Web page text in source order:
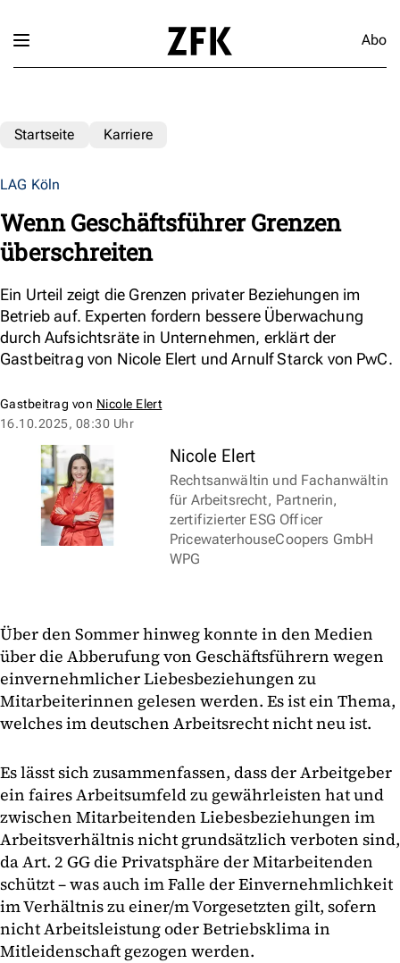
Abo
Startseite Karriere
LAG Köln
Wenn Geschäftsführer Grenzen
überschreiten
Ein Urteil zeigt die Grenzen privater Beziehungen im
Betrieb auf. Experten fordern bessere Überwachung
durch Aufsichtsräte in Unternehmen, erklärt der
Gastbeitrag von Nicole Elert und Arnulf Starck von PwC.
Gastbeitrag von Nicole Elert
16.10.2025, 08:30 Uhr
Nicole Elert
Rechtsanwältin und Fachanwältin
für Arbeitsrecht, Partnerin,
zertifizierter ESG Officer
PricewaterhouseCoopers GmbH
WPG
Über den Sommer hinweg konnte in den Medien
über die Abberufung von Geschäftsführern wegen
einvernehmlicher Liebesbeziehungen zu
Mitarbeiterinnen gelesen werden. Es ist ein Thema,
welches im deutschen Arbeitsrecht nicht neu ist.
Es lässt sich zusammenfassen, dass der Arbeitgeber
ein faires Arbeitsumfeld zu gewährleisten hat und
zwischen Mitarbeitenden Liebesbeziehungen im
Arbeitsverhältnis nicht grundsätzlich verboten sind,
da Art. 2 GG die Privatsphäre der Mitarbeitenden
schützt – was auch im Falle der Einvernehmlichkeit
im Verhältnis zu einer/m Vorgesetzten gilt, sofern
nicht Arbeitsleistung oder Betriebsklima in
Mitleidenschaft gezogen werden.